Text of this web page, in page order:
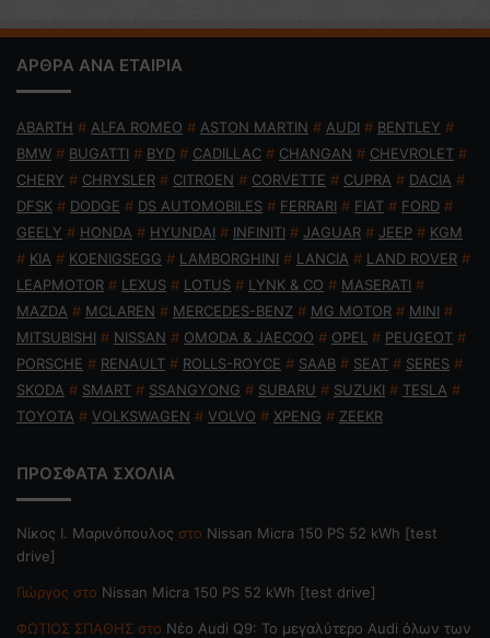
ΑΡΘΡΑ ΑΝΑ ΕΤΑΙΡΙΑ
ABARTH # ALFA ROMEO # ASTON MARTIN # AUDI # BENTLEY #
BMW # BUGATTI # BYD # CADILLAC # CHANGAN # CHEVROLET #
CHERY # CHRYSLER # CITROEN # CORVETTE # CUPRA # DACIA #
DFSK # DODGE # DS AUTOMOBILES # FERRARI # FIAT # FORD #
GEELY # HONDA # HYUNDAI # INFINITI # JAGUAR # JEEP # KGM
# KIA # KOENIGSEGG # LAMBORGHINI # LANCIA # LAND ROVER #
LEAPMOTOR # LEXUS # LOTUS # LYNK & CO # MASERATI #
MAZDA # MCLAREN # MERCEDES-BENZ # MG MOTOR # MINI #
MITSUBISHI # NISSAN # OMODA & JAECOO # OPEL # PEUGEOT #
PORSCHE # RENAULT # ROLLS-ROYCE # SAAB # SEAT # SERES #
SKODA # SMART # SSANGYONG # SUBARU # SUZUKI # TESLA #
TOYOTA # VOLKSWAGEN # VOLVO # XPENG # ZEEKR
ΠΡΟΣΦΑΤΑ ΣΧΟΛΙΑ
Nίκος Ι. Mαρινόπουλος στο Nissan Micra 150 PS 52 kWh [test
drive]
Γιώργος στο Nissan Micra 150 PS 52 kWh [test drive]
ΦΩΤΙΟΣ ΣΠΑΘΗΣ στο Νέο Audi Q9: Το μεγαλύτερο Audi όλων των